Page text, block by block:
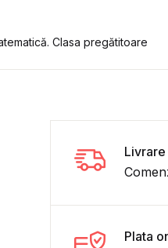
Clasa pregătitoare
Plata